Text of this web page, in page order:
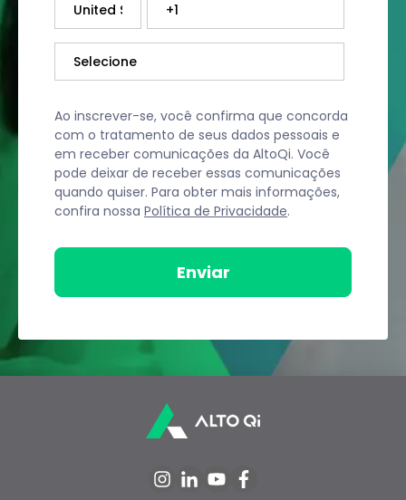
Ao inscrever-se, você confirma que concorda
com o tratamento de seus dados pessoais e
em receber comunicações da AltoQi. Você
pode deixar de receber essas comunicações
quando quiser. Para obter mais informações,
confira nossa Política de Privacidade.